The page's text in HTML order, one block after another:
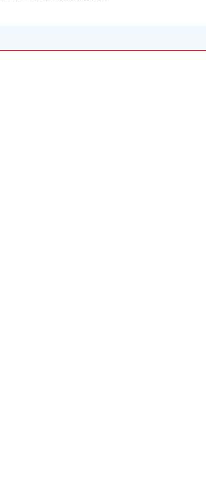
会议精
论活动
移转的渝中区代办公司申诉举报
念"大讨论
现三大亮点
动
条款监督条例》提出建议
学